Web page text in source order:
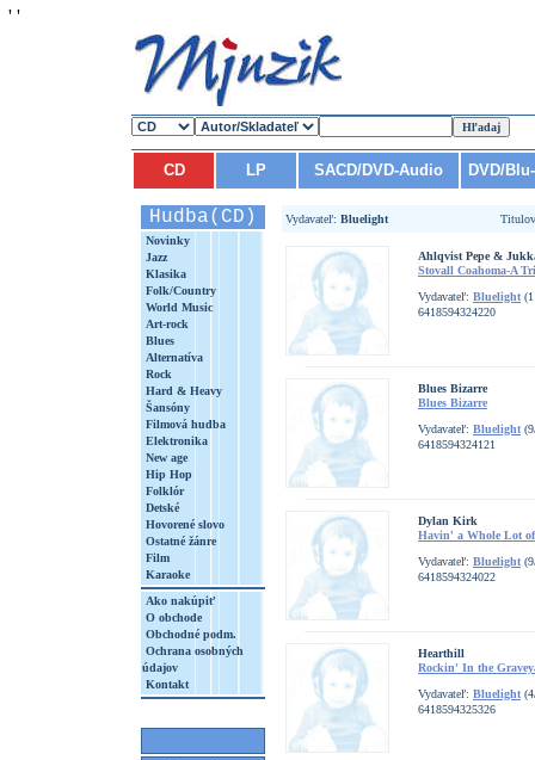
' '
CD LP SACD/DVD-Audio DVD/
Hudba(CD)
Novinky
Jazz
Klasika
Folk/Country
World Music
Art-rock
Blues
Alternatíva
Rock
Hard & Heavy
Šansóny
Filmová hudba
Elektronika
New age
Hip Hop
Folklór
Detské
Hovorené slovo
Ostatné žánre
Film
Karaoke
Ako nakúpiť
O obchode
Obchodné podm.
Ochrana osobných
údajov
Kontakt
Vydavateľ: Bluelight
Ahlqvist Pepe &
Stovall Coahoma-A
Vydavateľ: Bluelight
6418594324220
Blues Bizarre
Blues Bizarre
Vydavateľ: Bluelight
6418594324121
Dylan Kirk
Havin' a Whole Lot
Vydavateľ: Bluelight
6418594324022
Hearthill
Rockin' In the
Vydavateľ: Bluelight
6418594325326